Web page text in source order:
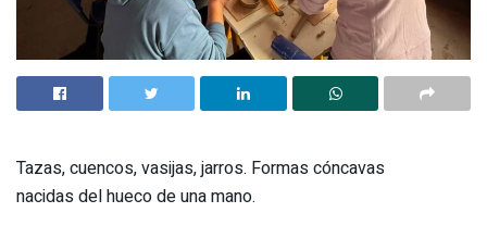
Tazas, cuencos, vasijas, jarros. Formas cóncavas
nacidas del hueco de una mano.